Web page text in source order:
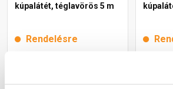
kúpalátét, téglavörös 5 m
Rendelésre